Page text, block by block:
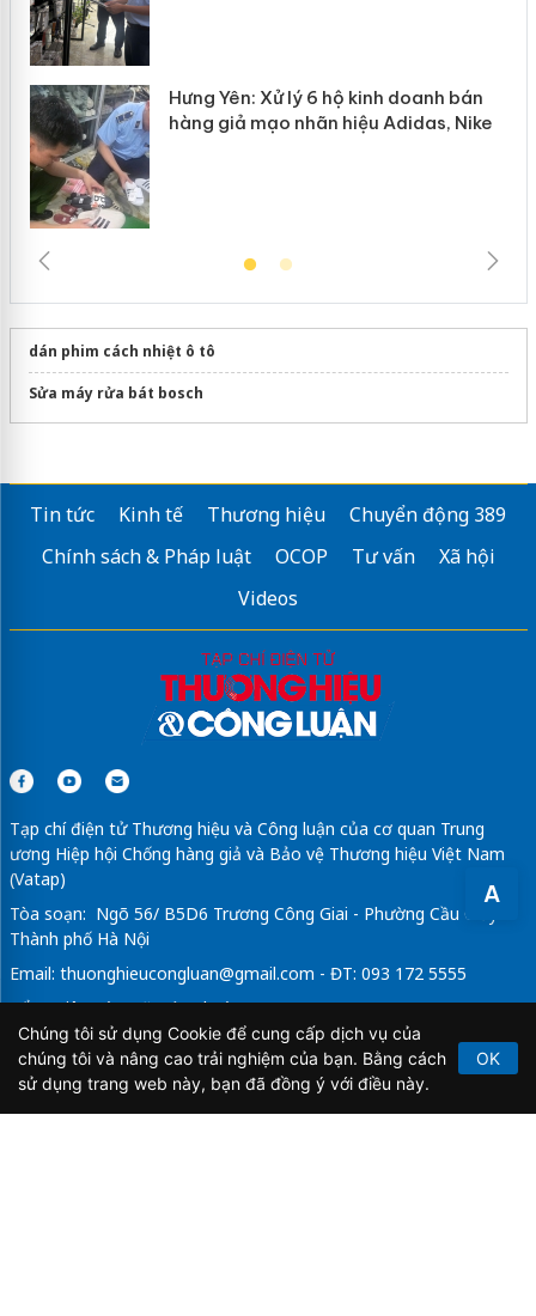
A
Hưng Yên: Xử lý 6 hộ kinh doanh bán
hàng giả mạo nhãn hiệu Adidas, Nike
dán phim cách nhiệt ô tô
Sửa máy rửa bát bosch
Tin tức Kinh tế Thương hiệu
Chuyển động 389
Chính sách & Pháp luật
OCOP Tư vấn
Xã hội
Videos
Tạp chí điện tử Thương hiệu và Công luận của cơ quan Trung
ương Hiệp hội Chống hàng giả và Bảo vệ Thương hiệu Việt Nam
(Vatap)
Tòa soạn: Ngõ 56/ B5D6 Trương Công Giai - Phường Cầu Giấy -
Thành phố Hà Nội
Email: thuonghieucongluan@gmail.com - ĐT: 093 172 5555
Tổng Biên Tập: Vũ Đức Thuận
Giấy phép hoạt động báo chí điện tử số 64/GP-BTTTT do Bộ
Thông tin và Truyền thông cấp ngày 21/2/2020.
Chúng tôi sử dụng Cookie để cung cấp dịch vụ của
chúng tôi và nâng cao trải nghiệm của bạn. Bằng cách
sử dụng trang web này, bạn đã đồng ý với điều này.
OK